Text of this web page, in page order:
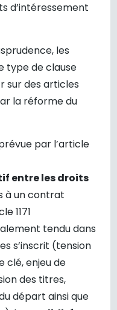
d’intéressement
les
type de clause
sur des articles
la réforme du
par l’article
entre les droits
à un contrat
1171
tendu dans
s’inscrit (tension
clé, enjeu de
des titres,
départ ainsi que